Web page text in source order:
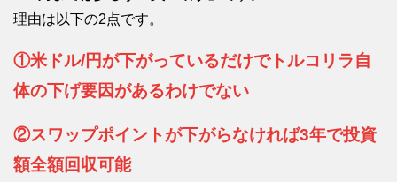
理由は以下の2点です。
①米ドル/円が下がっているだけでトルコリラ自
体の下げ要因があるわけでない
②スワップポイントが下がらなければ3年で投資
額全額回収可能